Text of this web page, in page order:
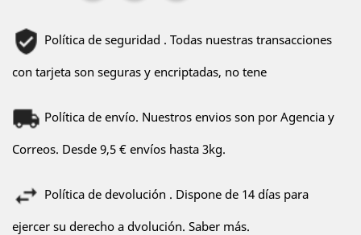
Política de seguridad . Todas nuestras transacciones
con tarjeta son seguras y encriptadas, no tene
Política de envío. Nuestros envios son por Agencia y
Correos. Desde 9,5 € envíos hasta 3kg.
Política de devolución . Dispone de 14 días para
ejercer su derecho a dvolución. Saber más.